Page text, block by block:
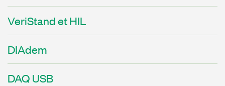
VeriStand et HIL
DIAdem
DAQ USB